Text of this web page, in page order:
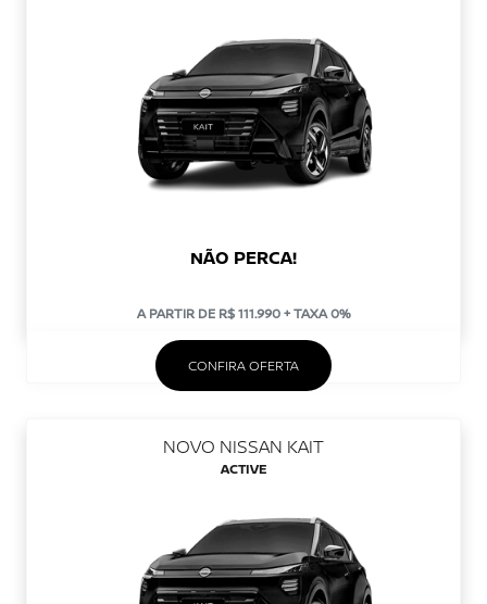
NÃO PERCA!
A PARTIR DE R$ 111.990 + TAXA 0%
CONFIRA OFERTA
NOVO NISSAN KAIT
ACTIVE